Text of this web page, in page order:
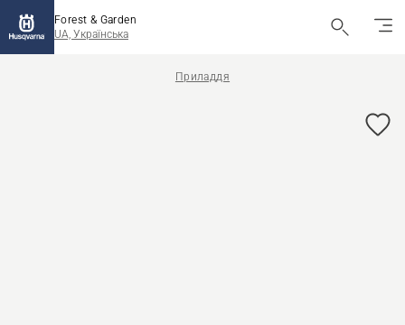
Forest & Garden
UA, Українська
Приладдя